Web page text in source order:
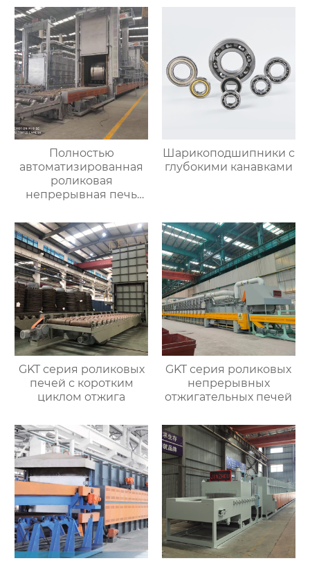
Полностью
автоматизированная
роликовая
непрерывная печь
алюминиевых листов
Шарикоподшипники с
глубокими канавками
GKT серия роликовых
печей с коротким
циклом отжига
GKT серия роликовых
непрерывных
отжигательных печей